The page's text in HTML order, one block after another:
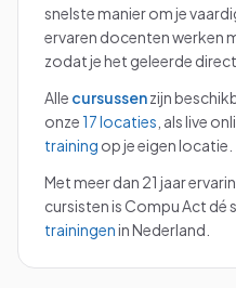
snelste manier om je
ervaren docenten werken
zodat je het geleerde
Alle cursussenzijn
onze17 locaties , als live
training op je eigen locatie.
Met meer dan 21 jaar
cursisten is Compu Act dé
trainingenin Nederland.